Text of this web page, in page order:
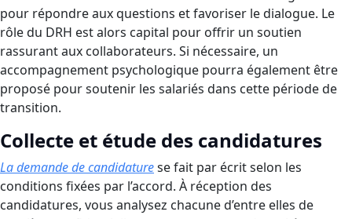
pour répondre aux questions et favoriser le dialogue. Le
rôle du DRH est alors capital pour offrir un soutien
rassurant aux collaborateurs. Si nécessaire, un
accompagnement psychologique pourra également être
proposé pour soutenir les salariés dans cette période de
transition.
Collecte et étude des candidatures
La demande de candidaturese fait par écrit selon les
conditions fixées par l’accord. À réception des
candidatures, vous analysez chacune d’entre elles de